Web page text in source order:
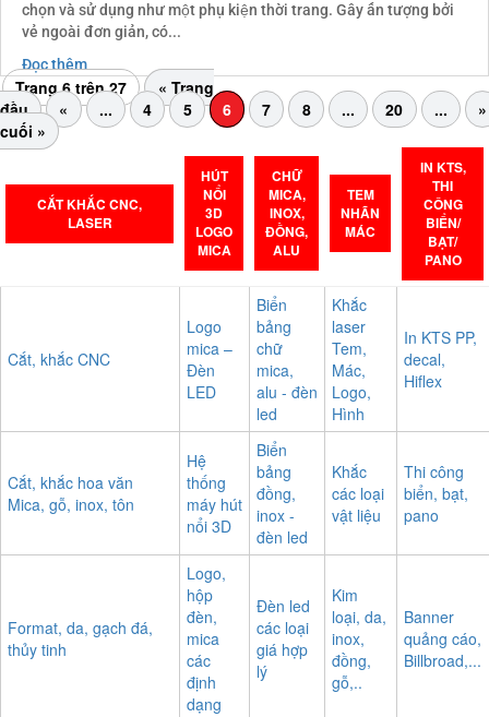
chọn và sử dụng như một phụ kiện thời trang. Gây ấn tượng bởi
vẻ ngoài đơn giản, có...
Đọc thêm
Trang 6 trên 27
« Trang
đầu
« ... 4 5 6 7 8 ... 20 ...
»
cuối »
CẮT KHẮC CNC,
LASER
HÚT
NỔI
3D
LOGO
MICA
CHỮ
MICA,
INOX,
ĐỒNG,
ALU
TEM
NHÃN
MÁC
IN KTS,
THI
CÔNG
BIỂN/
BẠT/
PANO
Cắt, khắc CNC
Logo
mica –
Đèn
LED
Biển
bảng
chữ
mica,
alu - đèn
led
Khắc
laser
Tem,
Mác,
Logo,
Hình
In KTS PP,
decal,
Hiflex
Cắt, khắc hoa văn
Mica, gỗ, inox, tôn
Hệ
thống
máy hút
nổi 3D
Biển
bảng
đồng,
inox -
đèn led
Khắc
các loại
vật liệu
Thi công
biển, bạt,
pano
Format, da, gạch đá,
thủy tinh
Logo,
hộp
đèn,
mica
các
định
dạng
Đèn led
các loại
giá hợp
lý
Kim
loại, da,
inox,
đồng,
gỗ,..
Banner
quảng cáo,
Billbroad,...